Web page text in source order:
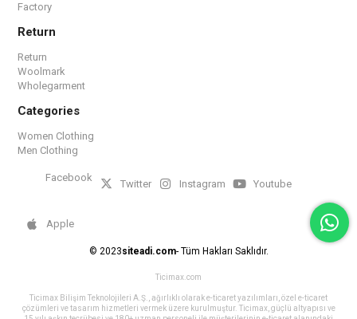
Factory
Return
Return
Woolmark
Wholegarment
Categories
Women Clothing
Men Clothing
Facebook Twitter Instagram Youtube
Apple
© 2023siteadi.com- Tüm Hakları Saklıdır.
Ticimax.com
Ticimax Bilişim Teknolojileri A.Ş., ağırlıklı olarak e-ticaret yazılımları, özel e-ticaret
çözümleri ve tasarım hizmetleri vermek üzere kurulmuştur. Ticimax, güçlü altyapısı ve